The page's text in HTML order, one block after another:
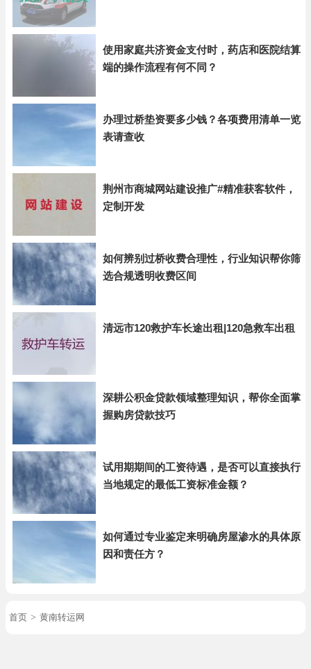
使用家庭共济资金支付时，药店和医院结算
端的操作流程有何不同？
办理过桥垫资要多少钱？各项费用清单一览
表请查收
荆州市商城网站建设推广#精准获客软件，
定制开发
如何辨别过桥收费合理性，行业知识帮你筛
选合规透明收费区间
清远市120救护车长途出租|120急救车出租
深耕公积金贷款领域整理知识，帮你全面掌
握购房贷款技巧
试用期期间的工资待遇，是否可以直接执行
当地规定的最低工资标准金额？
如何通过专业鉴定来明确房屋渗水的具体原
因和责任方？
首页 > 黄南转运网